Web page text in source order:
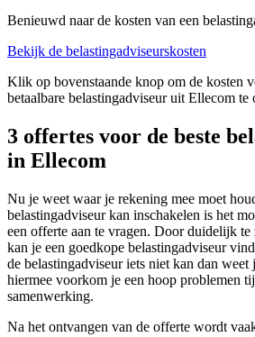
Benieuwd naar de kosten van een
Bekijk de belastingadviseurskosten
Klik op bovenstaande knop om de kosten
betaalbare belastingadviseur uit Ellecom te
3 offertes voor de beste
in Ellecom
Nu je weet waar je rekening mee moet
belastingadviseur kan inschakelen is het
een offerte aan te vragen. Door duidelijk te
kan je een goedkope belastingadviseur
de belastingadviseur iets niet kan dan weet
hiermee voorkom je een hoop problemen
samenwerking.
Na het ontvangen van de offerte wordt